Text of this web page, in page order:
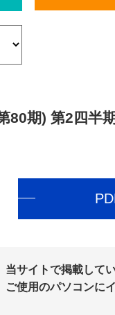
80期) 第2四半
当サイトで掲載して
ご使用のパソコンに